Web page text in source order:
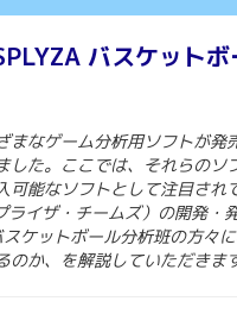
バスケット
まなゲーム分析用ソフトが発
した。ここでは、それらのソ
可能なソフトとして注目され
ライザ・チームズ）の開発・
ケットボール分析班の方々
のか、を解説していただきま